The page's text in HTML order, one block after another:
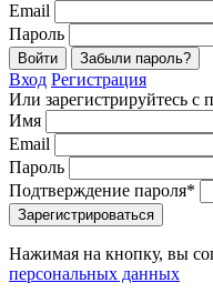
Email
Пароль
Войти Забыли пароль?
Вход Регистрация
Или зарегистрируйтесь
Имя
Email
Пароль
Подтверждение пароля*
Зарегистрироваться
Нажимая на кнопку, вы
персональных данных